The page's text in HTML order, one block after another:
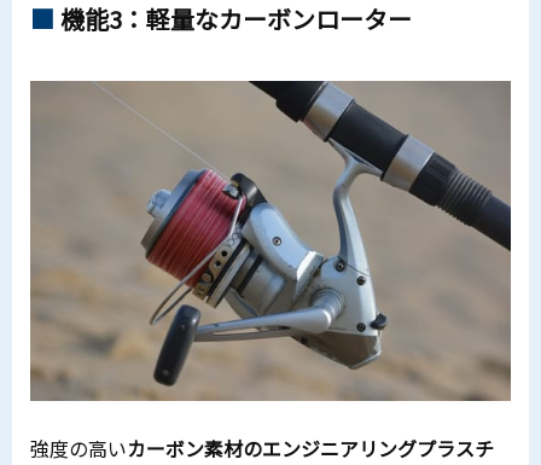
機能3：軽量なカーボンローター
強度の高いカーボン素材のエンジニアリングプラスチ